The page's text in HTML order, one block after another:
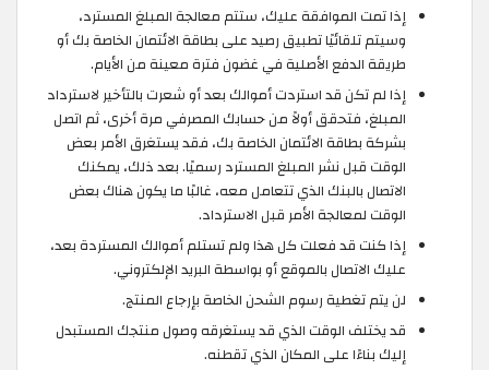
إذا تمت الموافقة عليك، ستتم معالجة المبلغ المسترد،
وسيتم تلقائيًا تطبيق رصيد على بطاقة الائتمان الخاصة بك أو
طريقة الدفع الأصلية في غضون فترة معينة من الأيام.
إذا لم تكن قد استردت أموالك بعد أو شعرت بالتأخير لاسترداد
المبلغ، فتحقق أولاً من حسابك المصرفي مرة أخرى، ثم اتصل
بشركة بطاقة الائتمان الخاصة بك، فقد يستغرق الأمر بعض
الوقت قبل نشر المبلغ المسترد رسميًا. بعد ذلك، يمكنك
الاتصال بالبنك الذي تتعامل معه، غالبًا ما يكون هناك بعض
الوقت لمعالجة الأمر قبل الاسترداد.
إذا كنت قد فعلت كل هذا ولم تستلم أموالك المستردة بعد،
عليك الاتصال بالموقع أو بواسطة البريد الإلكتروني.
لن يتم تغطية رسوم الشحن الخاصة بإرجاع المنتج.
قد يختلف الوقت الذي قد يستغرقه وصول منتجك المستبدل
إليك بناءًا على المكان الذي تقطنه.